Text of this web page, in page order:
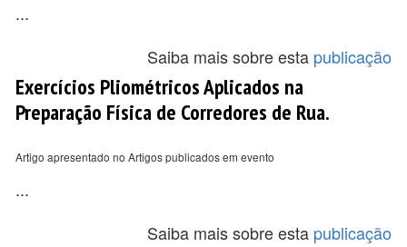
...
Saiba mais sobre esta publicação
Exercícios Pliométricos Aplicados na
Preparação Física de Corredores de Rua.
Artigo apresentado no Artigos publicados em evento
...
Saiba mais sobre esta publicação